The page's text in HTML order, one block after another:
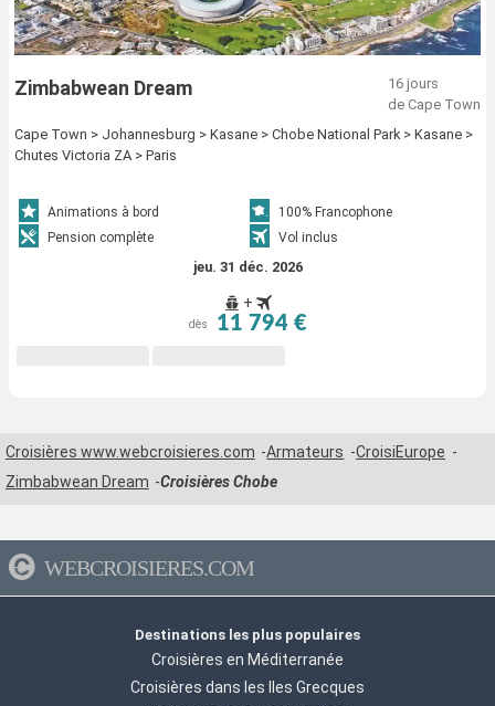
Zimbabwean Dream
16 jours
de Cape Town
Cape Town > Johannesburg > Kasane > Chobe National Park > Kasane >
Chutes Victoria ZA > Paris
Animations à bord
100% Francophone
Pension complète
Vol inclus
jeu. 31 déc. 2026
+
dès 11 794 €
Croisières www.webcroisieres.com Armateurs
CroisiEurope
Zimbabwean Dream
Croisières Chobe
WEBCROISIERES.COM
Destinations les plus populaires
Croisières en Méditerranée
Croisières dans les Iles Grecques